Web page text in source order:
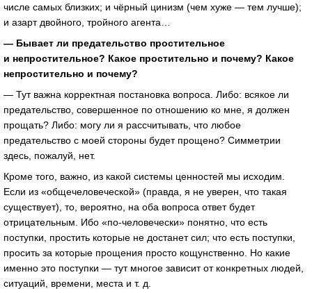
числе самых близких; и чёрный цинизм (чем хуже — тем лучше);
и азарт двойного, тройного агента…
— Бывает ли предательство простительное
и непростительное? Какое простительно и почему? Какое
непростительно и почему?
— Тут важна корректная постановка вопроса. Либо: всякое ли
предательство, совершенное по отношению ко мне, я должен
прощать? Либо: могу ли я рассчитывать, что любое
предательство с моей стороны будет прощено? Симметрии
здесь, пожалуй, нет.
Кроме того, важно, из какой системы ценностей мы исходим.
Если из «общечеловеческой» (правда, я не уверен, что такая
существует), то, вероятно, на оба вопроса ответ будет
отрицательным. Ибо «по-человечески» понятно, что есть
поступки, простить которые не достанет сил; что есть поступки,
просить за которые прощения просто кощунственно. Но какие
именно это поступки — тут многое зависит от конкретных людей,
ситуаций, времени, места и т. д.